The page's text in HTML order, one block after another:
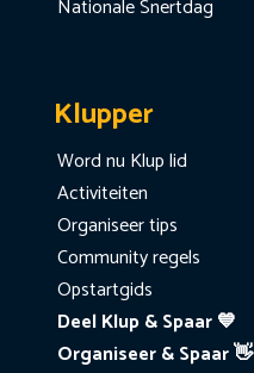
Nationale Snertdag
Klupper
Word nu Klup lid
Activiteiten
Organiseer tips
Community regels
Opstartgids
Deel Klup & Spaar 💙
Organiseer & Spaar 👋